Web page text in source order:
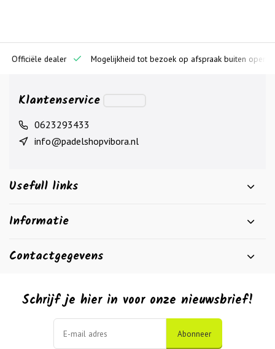
dealer Mogelijkheid tot bezoek op afspraak buiten openingstijden
Klantenservice
0623293433
info@padelshopvibora.nl
Usefull links
Informatie
Contactgegevens
Schrijf je hier in voor onze nieuwsbrief!
Abonneer